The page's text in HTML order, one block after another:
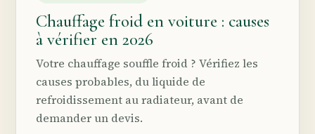
Chauffage froid en voiture : causes
à vérifier en 2026
Votre chauffage souffle froid ? Vérifiez les
causes probables, du liquide de
refroidissement au radiateur, avant de
demander un devis.